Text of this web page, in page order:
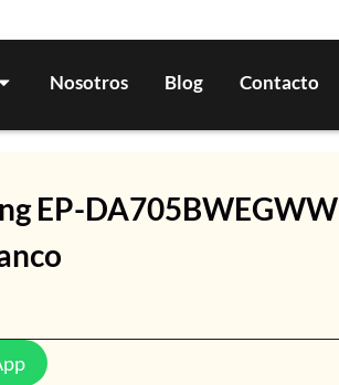
Nosotros Blog Contacto
EP-DA705BWEGWW